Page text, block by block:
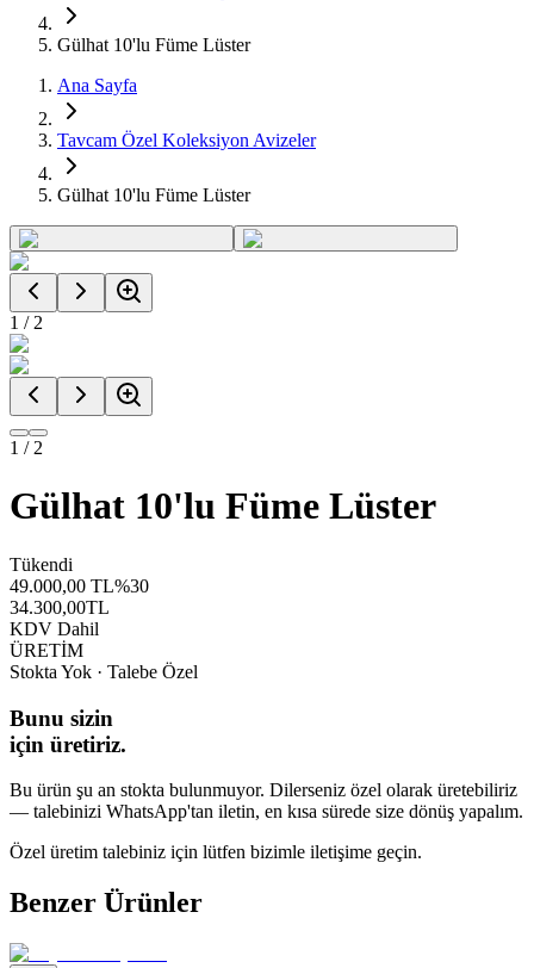
Gülhat 10'lu Füme Lüster
Ana Sayfa
Tavcam Özel Koleksiyon Avizeler
Gülhat 10'lu Füme Lüster
1 / 2
1 / 2
Gülhat 10'lu Füme Lüster
Tükendi
49.000,00 TL%30
34.300,00TL
KDV Dahil
ÜRETİM
Stokta Yok · Talebe Özel
Bunu sizin
için üretiriz.
Bu ürün şu an stokta bulunmuyor. Dilerseniz özel olarak üretebiliriz
— talebinizi WhatsApp'tan iletin, en kısa sürede size dönüş yapalım.
Özel üretim talebiniz için lütfen bizimle iletişime geçin.
Benzer Ürünler